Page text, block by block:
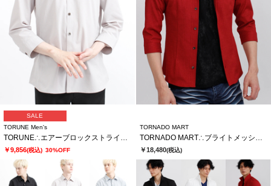
SALE
TORUNE Men's
￥9,856(税込) 30%OFF
TORNADO MART
￥18,480(税込)